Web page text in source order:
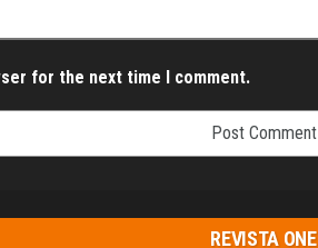
for the next time I comment.
REVISTA ONE